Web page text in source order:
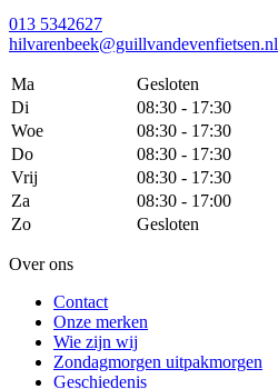
013 5342627
hilvarenbeek@guillvandevenfietsen.nl
Ma
Gesloten
Di
08:30 - 17:30
Woe
08:30 - 17:30
Do
08:30 - 17:30
Vrij
08:30 - 17:30
Za
08:30 - 17:00
Zo
Gesloten
Over ons
Contact
Onze merken
Wie zijn wij
Zondagmorgen uitpakmorgen
Geschiedenis